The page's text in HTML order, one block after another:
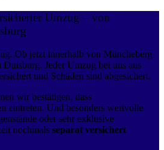
Umzug – von
Ob jetzt innerhalb von Müncheberg
Jeder Umzug bei uns aus
und Schäden sind abgesichert.
wir bestätigen, dass
eintreten. Und besonders wertvolle
oder sehr exklusive
nochmals separat versichert